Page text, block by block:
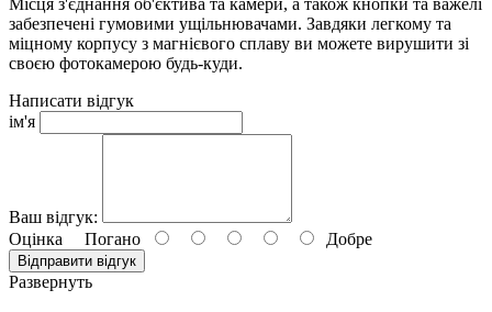
забезпечені гумовими ущільнювачами. Завдяки легкому та
міцному корпусу з магнієвого сплаву ви можете вирушити зі
своєю фотокамерою будь-куди.
Написати відгук
ім'я
Ваш відгук:
Оцінка Погано Добре
Відправити відгук
Развернуть